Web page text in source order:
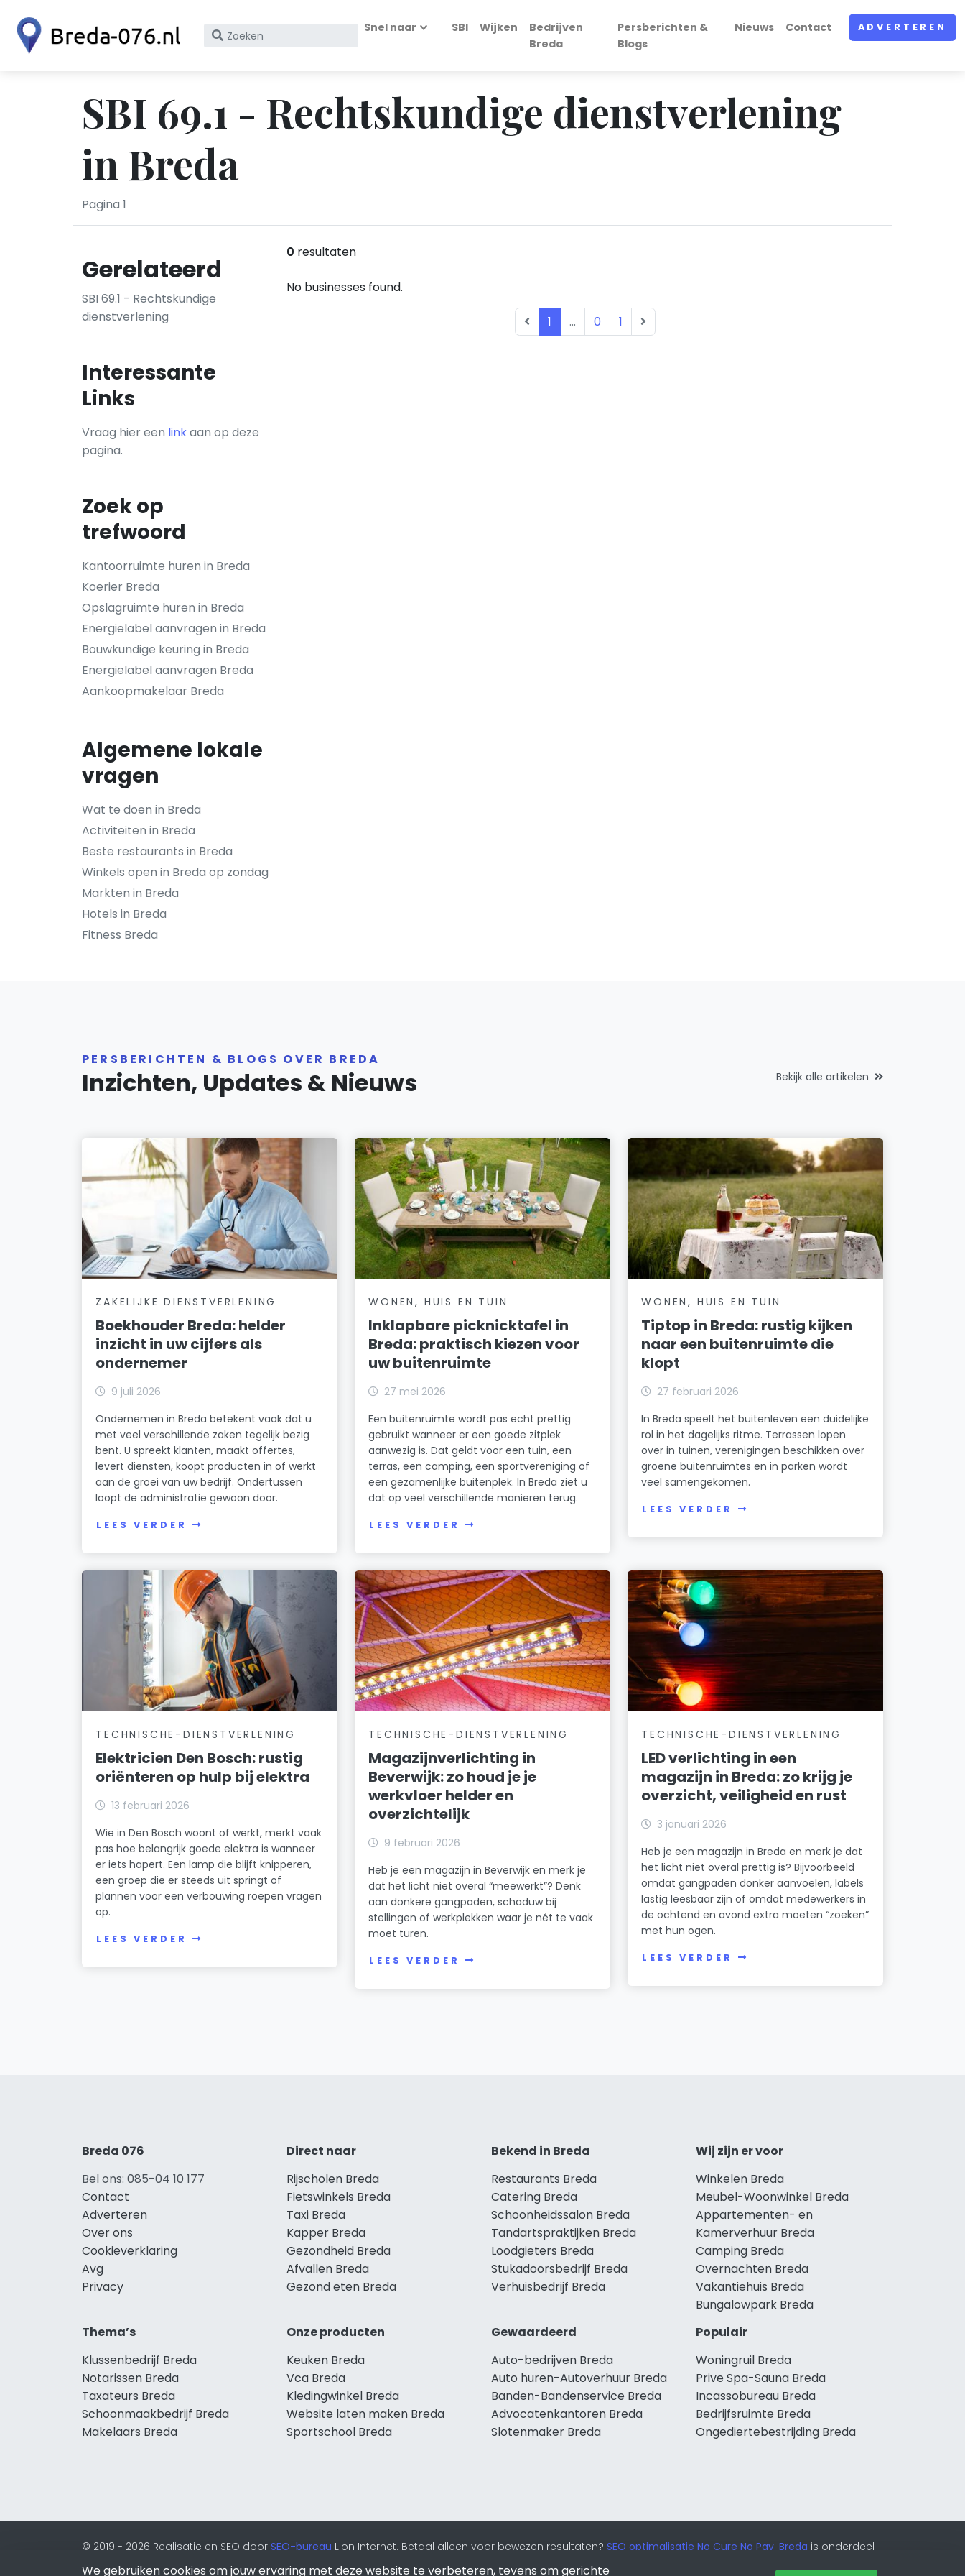
Zoek
KvK
nummer
Snel naar SBI Wijken
Bedrijven
Breda
Persberichten &
Blogs
Nieuws Contact ADVERTEREN
SBI 69.1 - Rechtskundige dienstverlening
in Breda
Pagina 1
Gerelateerd
SBI 69.1 - Rechtskundige
dienstverlening
Interessante
Links
Vraag hier een linkaan op deze
pagina.
Zoek op
trefwoord
Kantoorruimte huren in Breda
Koerier Breda
Opslagruimte huren in Breda
Energielabel aanvragen in Breda
Bouwkundige keuring in Breda
Energielabel aanvragen Breda
Aankoopmakelaar Breda
Algemene lokale
vragen
Wat te doen in Breda
Activiteiten in Breda
Beste restaurants in Breda
Winkels open in Breda op zondag
Markten in Breda
Hotels in Breda
Fitness Breda
0 resultaten
No businesses found.
1 ... 0 1
PERSBERICHTEN & BLOGS OVER BREDA
Inzichten, Updates & Nieuws Bekijk alle artikelen
ZAKELIJKE DIENSTVERLENING
Boekhouder Breda: helder
inzicht in uw cijfers als
ondernemer
9 juli 2026
Ondernemen in Breda betekent vaak dat u
met veel verschillende zaken tegelijk bezig
bent. U spreekt klanten, maakt offertes,
levert diensten, koopt producten in of werkt
aan de groei van uw bedrijf. Ondertussen
loopt de administratie gewoon door.
LEES VERDER
WONEN, HUIS EN TUIN
Inklapbare picknicktafel in
Breda: praktisch kiezen voor
uw buitenruimte
27 mei 2026
Een buitenruimte wordt pas echt prettig
gebruikt wanneer er een goede zitplek
aanwezig is. Dat geldt voor een tuin, een
terras, een camping, een sportvereniging of
een gezamenlijke buitenplek. In Breda ziet u
dat op veel verschillende manieren terug.
LEES VERDER
WONEN, HUIS EN TUIN
Tiptop in Breda: rustig kijken
naar een buitenruimte die
klopt
27 februari 2026
In Breda speelt het buitenleven een duidelijke
rol in het dagelijks ritme. Terrassen lopen
over in tuinen, verenigingen beschikken over
groene buitenruimtes en in parken wordt
veel samengekomen.
LEES VERDER
TECHNISCHE-DIENSTVERLENING
Elektricien Den Bosch: rustig
oriënteren op hulp bij elektra
13 februari 2026
Wie in Den Bosch woont of werkt, merkt vaak
pas hoe belangrijk goede elektra is wanneer
er iets hapert. Een lamp die blijft knipperen,
een groep die er steeds uit springt of
plannen voor een verbouwing roepen vragen
op.
LEES VERDER
TECHNISCHE-DIENSTVERLENING
Magazijnverlichting in
Beverwijk: zo houd je je
werkvloer helder en
overzichtelijk
9 februari 2026
Heb je een magazijn in Beverwijk en merk je
dat het licht niet overal “meewerkt”? Denk
aan donkere gangpaden, schaduw bij
stellingen of werkplekken waar je nét te vaak
moet turen.
LEES VERDER
TECHNISCHE-DIENSTVERLENING
LED verlichting in een
magazijn in Breda: zo krijg je
overzicht, veiligheid en rust
3 januari 2026
Heb je een magazijn in Breda en merk je dat
het licht niet overal prettig is? Bijvoorbeeld
omdat gangpaden donker aanvoelen, labels
lastig leesbaar zijn of omdat medewerkers in
de ochtend en avond extra moeten “zoeken”
met hun ogen.
LEES VERDER
Breda 076
Bel ons: 085-04 10 177
Contact
Adverteren
Over ons
Cookieverklaring
Avg
Privacy
Direct naar
Rijscholen Breda
Fietswinkels Breda
Taxi Breda
Kapper Breda
Gezondheid Breda
Afvallen Breda
Gezond eten Breda
Bekend in Breda
Restaurants Breda
Catering Breda
Schoonheidssalon Breda
Tandartspraktijken Breda
Loodgieters Breda
Stukadoorsbedrijf Breda
Verhuisbedrijf Breda
Wij zijn er voor
Winkelen Breda
Meubel-Woonwinkel Breda
Appartementen- en
Kamerverhuur Breda
Camping Breda
Overnachten Breda
Vakantiehuis Breda
Bungalowpark Breda
Thema’s
Klussenbedrijf Breda
Notarissen Breda
Taxateurs Breda
Schoonmaakbedrijf Breda
Makelaars Breda
Onze producten
Keuken Breda
Vca Breda
Kledingwinkel Breda
Website laten maken Breda
Sportschool Breda
Gewaardeerd
Auto-bedrijven Breda
Auto huren-Autoverhuur Breda
Banden-Bandenservice Breda
Advocatenkantoren Breda
Slotenmaker Breda
Populair
Woningruil Breda
Prive Spa-Sauna Breda
Incassobureau Breda
Bedrijfsruimte Breda
Ongediertebestrijding Breda
© 2019 - 2026 Realisatie en SEO door SEO-bureau Lion Internet. Betaal alleen voor bewezen resultaten? SEO optimalisatie No Cure No Pay. Breda is onderdeel
We gebruiken cookies om jouw ervaring met deze website te verbeteren, tevens om gerichte